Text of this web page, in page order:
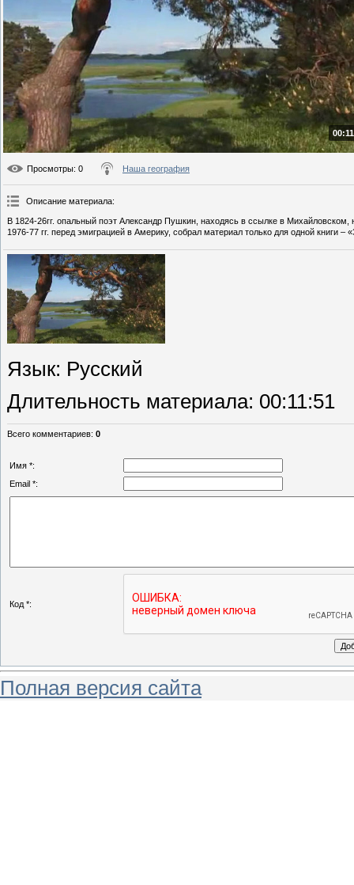
Просмотры: 0 Наша география
Описание материала:
В 1824-26гг. опальный поэт Александр Пушкин, находясь в ссылке в
1976-77 гг. перед эмиграцией в Америку, собрал материал только для одной книги
Язык: Русский
Длительность материала: 00:11:51
Всего комментариев: 0
Имя *:
Email *:
Код *:
Полная версия сайта